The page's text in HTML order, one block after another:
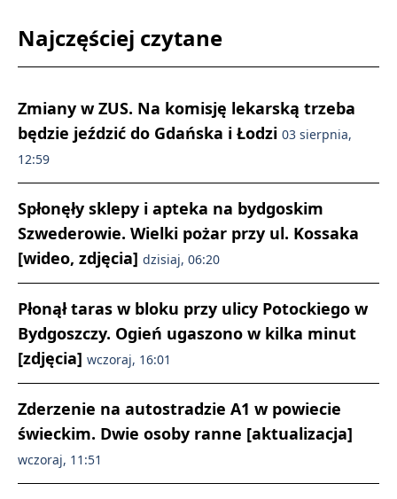
Najczęściej czytane
Zmiany w ZUS. Na komisję lekarską trzeba
będzie jeździć do Gdańska i Łodzi 03 sierpnia,
12:59
Spłonęły sklepy i apteka na bydgoskim
Szwederowie. Wielki pożar przy ul. Kossaka
[wideo, zdjęcia] dzisiaj, 06:20
Płonął taras w bloku przy ulicy Potockiego w
Bydgoszczy. Ogień ugaszono w kilka minut
[zdjęcia] wczoraj, 16:01
Zderzenie na autostradzie A1 w powiecie
świeckim. Dwie osoby ranne [aktualizacja]
wczoraj, 11:51